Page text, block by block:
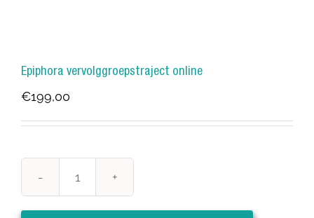
Epiphora vervolggroepstraject online
€199,00
Epiphora
vervolggroepstraject